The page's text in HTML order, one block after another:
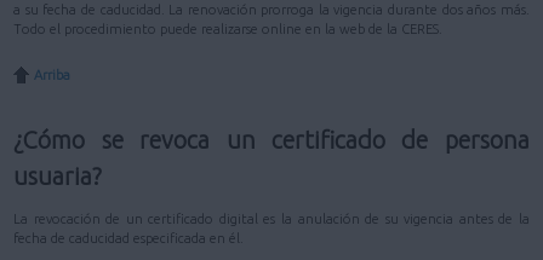
a su fecha de caducidad. La renovación prorroga la vigencia durante dos años más.
Todo el procedimiento puede realizarse online en la web de la CERES.
Arriba
¿Cómo se revoca un certificado de persona
usuaria?
La revocación de un certificado digital es la anulación de su vigencia antes de la
fecha de caducidad especificada en él.